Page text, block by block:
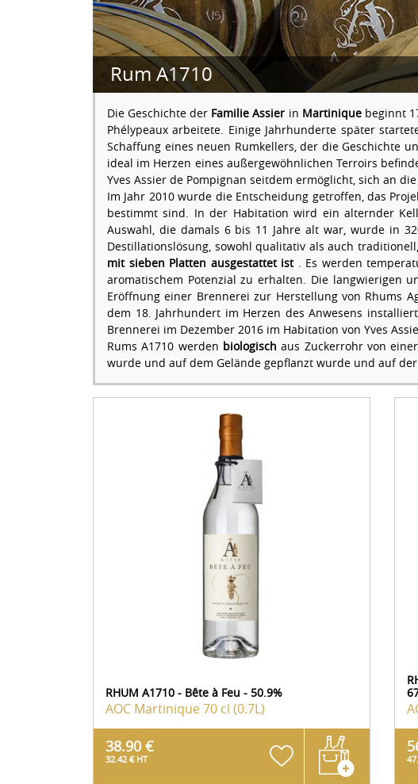
Rum A1710
Die Geschichte der Familie Assier in Martiniquebeginnt
Phélypeaux arbeitete. Einige Jahrhunderte später
Schaffung eines neuen Rumkellers, der die Geschichte
ideal im Herzen eines außergewöhnlichen Terroirs
Yves Assier de Pompignan seitdem ermöglicht, sich an
Im Jahr 2010 wurde die Entscheidung getroffen, das
bestimmt sind. In der Habitation wird ein alternder
Auswahl, die damals 6 bis 11 Jahre alt war, wurde in
Destillationslösung, sowohl qualitativ als auch
mit sieben Platten ausgestattet ist. Es werden
aromatischem Potenzial zu erhalten. Die langwierigen
Eröffnung einer Brennerei zur Herstellung von Rhums
dem 18. Jahrhundert im Herzen des Anwesens
Brennerei im Dezember 2016 im Habitation von Yves
Rums A1710 werden biologisch aus Zuckerrohr von
wurde und auf dem Gelände gepflanzt wurde und auf
RHUM A1710 - Bête à Feu - 50.9%
AOC Martinique70 cl (0.7L)
38.90 €
32.42 € HT